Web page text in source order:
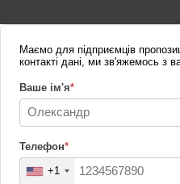
Маємо для підприємців
контакті дані, ми зв'яжемось з
Ваше ім'я*
Телефон*
+1